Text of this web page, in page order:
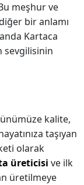
meşhur ve
bir anlamı
Kartaca
sevgilisinin
kalite,
taşıyan
olarak
üreticisi ve ilk
üretilmeye